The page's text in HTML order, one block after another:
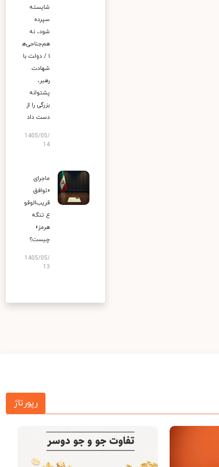
شایسته
سپرده
شود، نه
هم‌جناحی‌ه
ا / دولت با
شهادت
رهبر،
پشتوانه
بزرگی را از
دست داد
1405/05/
14
ماجرای
«توافق
قریب‌الوقو
ع تنگه
هرمز»
چیست؟
1405/05/
13
رپورتاژ